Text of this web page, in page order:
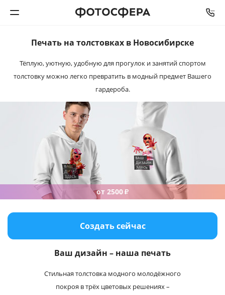
Фотокниги
Календари
Интерьерная печать
Фотоподарки
Багетная мастерская
Полиграфия
Услуги и сервис
Печать на толстовках в Новосибирске
Тёплую, уютную, удобную для прогулок и занятий спортом
толстовку можно легко превратить в модный предмет Вашего
гардероба.
Создать сейчас
от 2500₽
Ваш дизайн – наша печать
Стильная толстовка модного молодёжного
покроя в трёх цветовых решениях –